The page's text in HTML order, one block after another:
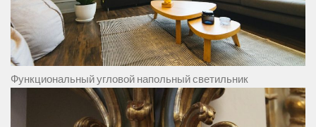
Функциональный угловой напольный светильник